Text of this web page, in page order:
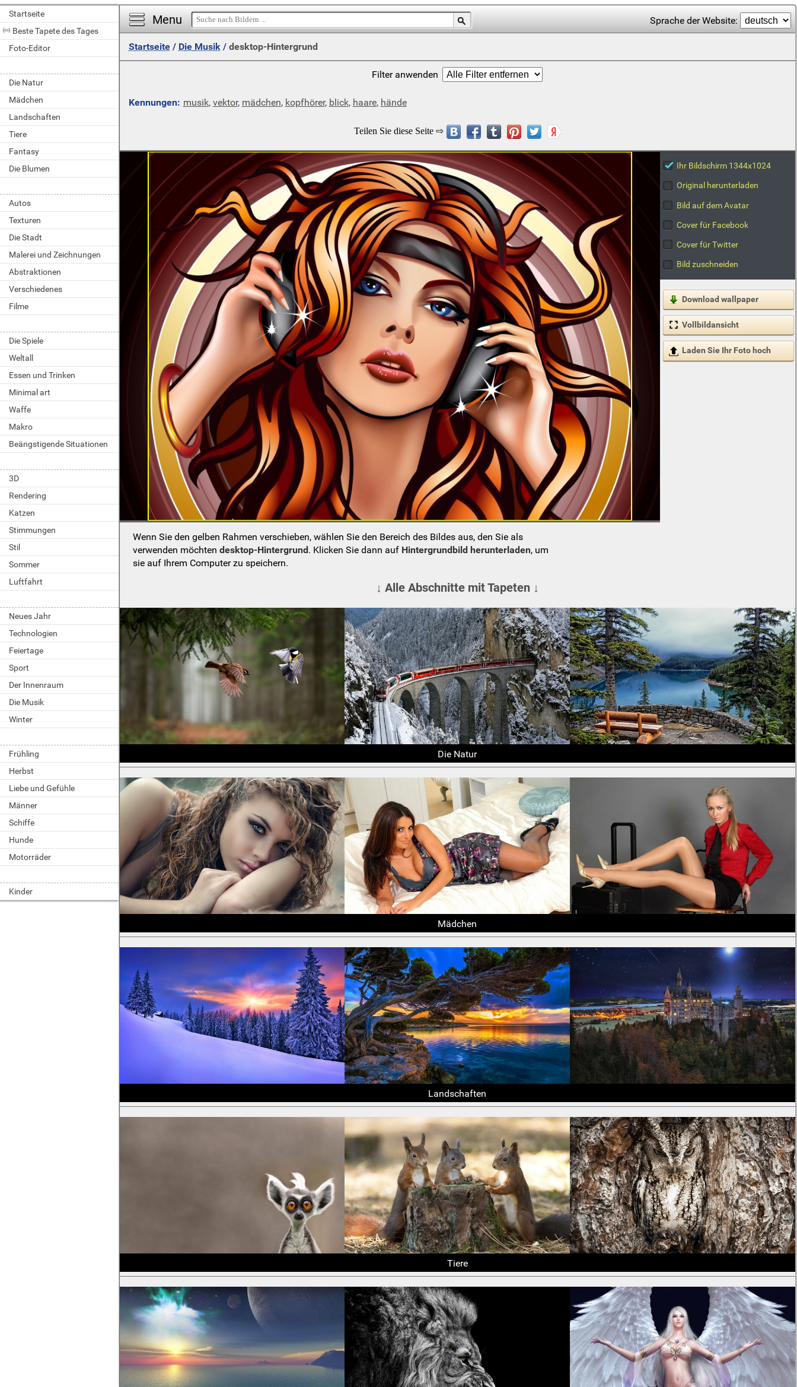
Startseite
Beste Tapete des Tages
Foto-Editor
Die Natur
Mädchen
Landschaften
Tiere
Fantasy
Die Blumen
Autos
Texturen
Die Stadt
Malerei und Zeichnungen
Abstraktionen
Verschiedenes
Filme
Die Spiele
Weltall
Essen und Trinken
Minimal art
Waffe
Makro
Beängstigende Situationen
3D
Rendering
Katzen
Stimmungen
Stil
Sommer
Luftfahrt
Neues Jahr
Technologien
Feiertage
Sport
Der Innenraum
Die Musik
Winter
Frühling
Herbst
Liebe und Gefühle
Männer
Schiffe
Hunde
Motorräder
Kinder
Menu Sprache der Website:
Startseite/ Die Musik/ desktop-Hintergrund
Filter anwenden
Kennungen: musik, vektor, mädchen, kopfhörer, blick, haare, hände
Ihr Bildschirm 1344x1024
Original herunterladen
Bild auf dem Avatar
Cover für Facebook
Cover für Twitter
Bild zuschneiden
Download wallpaper
Vollbildansicht
Laden Sie Ihr Foto hoch
Wenn Sie den gelben Rahmen verschieben, wählen Sie den Bereich des Bildes aus, den Sie als
verwenden möchtendesktop-Hintergrund. Klicken Sie dann auf Hintergrundbild herunterladen, um
sie auf Ihrem Computer zu speichern.
↓ Alle Abschnitte mit Tapeten ↓
Die Natur
Mädchen
Landschaften
Tiere